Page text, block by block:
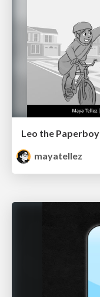
Leo the Paperboy
mayatellez